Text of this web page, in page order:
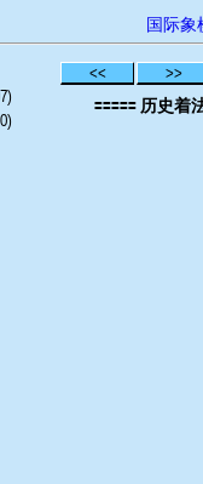
国际象
<< >>
===== 历史着